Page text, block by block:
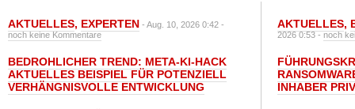
AKTUELLES, EXPERTEN - Aug. 10, 2026 0:42 -
noch keine Kommentare
BEDROHLICHER TREND: META-KI-HACK
AKTUELLES BEISPIEL FÜR POTENZIELL
VERHÄNGNISVOLLE ENTWICKLUNG
AKTUELLES,
2026 0:53 -noch
INHABER